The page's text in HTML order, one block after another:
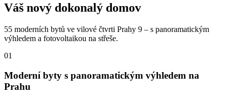
Váš nový dokonalý domov
55 moderních bytů ve vilové čtvrti Prahy 9 – s panoramatickým
výhledem a fotovoltaikou na střeše.
01
Moderní byty s panoramatickým výhledem na
Prahu